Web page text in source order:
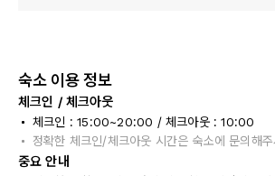
숙소 이용 정보
체크인 / 체크아웃
체크인 : 15:00~20:00 / 체크아웃 : 10:00
정확한 체크인/체크아웃 시간은 숙소에 문의해주
중요 안내